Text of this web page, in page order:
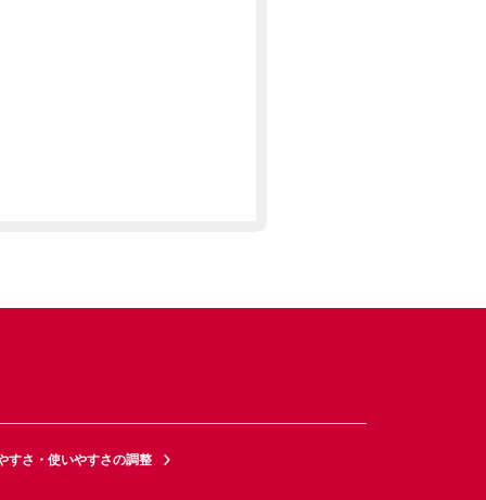
すさ・使いやすさの調整